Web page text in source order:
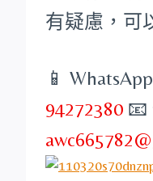
有疑慮，可
📱 WhatsApp
94272380 📧